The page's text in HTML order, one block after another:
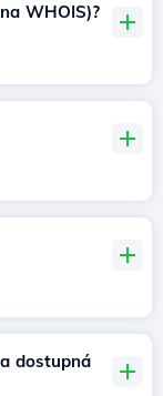
WHOIS)?
dostupná